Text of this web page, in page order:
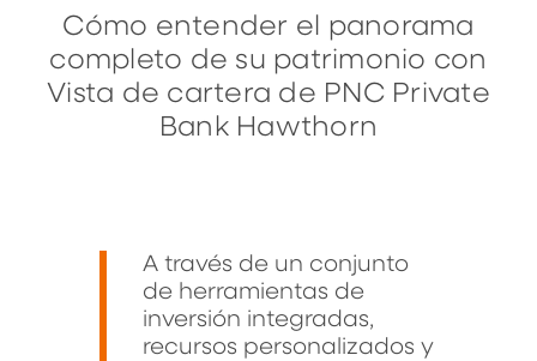
Cómo entender el panorama
completo de su patrimonio con
Vista de cartera de PNC Private
Bank Hawthorn
A través de un conjunto
de herramientas de
inversión integradas,
recursos personalizados y